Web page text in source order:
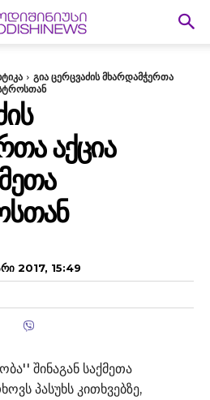
გია ცერცვაძის მხარდამჭერთა
ᲐᲥᲪᲘᲐ
2017, 15:49
შინაგან საქმეთა
პასუხს კითხვებზე,